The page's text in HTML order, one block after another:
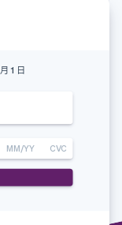
1 日
MM/YY CVC